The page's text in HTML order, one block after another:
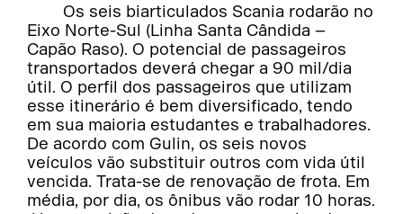
Os seis biarticulados Scania rodarão no
Eixo Norte-Sul (Linha Santa Cândida –
Capão Raso). O potencial de passageiros
transportados deverá chegar a 90 mil/dia
útil. O perfil dos passageiros que utilizam
esse itinerário é bem diversificado, tendo
em sua maioria estudantes e trabalhadores.
De acordo com Gulin, os seis novos
veículos vão substituir outros com vida útil
vencida. Trata-se de renovação de frota. Em
média, por dia, os ônibus vão rodar 10 horas.